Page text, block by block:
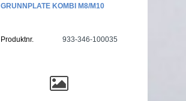
GRUNNPLATE KOMBI M8/M10
Produktnr. 933-346-100035